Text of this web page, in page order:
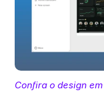
Confira o design